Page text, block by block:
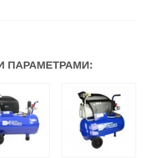
ПАРАМЕТРАМИ: